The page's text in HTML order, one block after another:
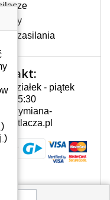
JAKOŚCI!
przez
posiadamy
jakości
klasy A+ bez
EKRAN
AS5551?
dobrać do
którego
na naklejce
bywa
lub
w
zasilania
- piątek
- 15:30
)
)